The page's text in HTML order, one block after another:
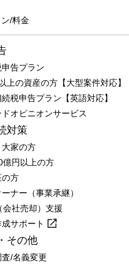
/料金
告プラン
上の資産の方【大型案件対応】
税申告プラン【英語対応】
オピニオンサービス
対策
家の方
億円以上の方
の方
ナー（事業承継）
会社売却）支援
成サポート
その他
/名義変更